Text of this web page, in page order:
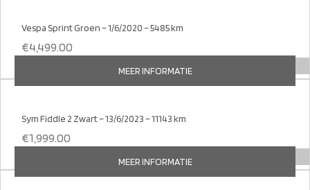
Vespa Sprint Groen – 1/6/2020 – 5485 km
€4,499.00
MEER INFORMATIE
Sym Fiddle 2 Zwart – 13/6/2023 – 11143 km
€1,999.00
MEER INFORMATIE